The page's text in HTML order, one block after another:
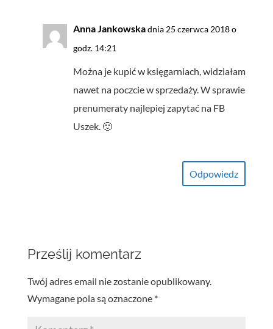
Anna Jankowskadnia 25 czerwca 2018 o
godz. 14:21
Można je kupić w księgarniach, widziałam
nawet na poczcie w sprzedaży. W sprawie
prenumeraty najlepiej zapytać na FB
Uszek. 🙂
Odpowiedz
Prześlij komentarz
Twój adres email nie zostanie opublikowany.
Wymagane pola są oznaczone *